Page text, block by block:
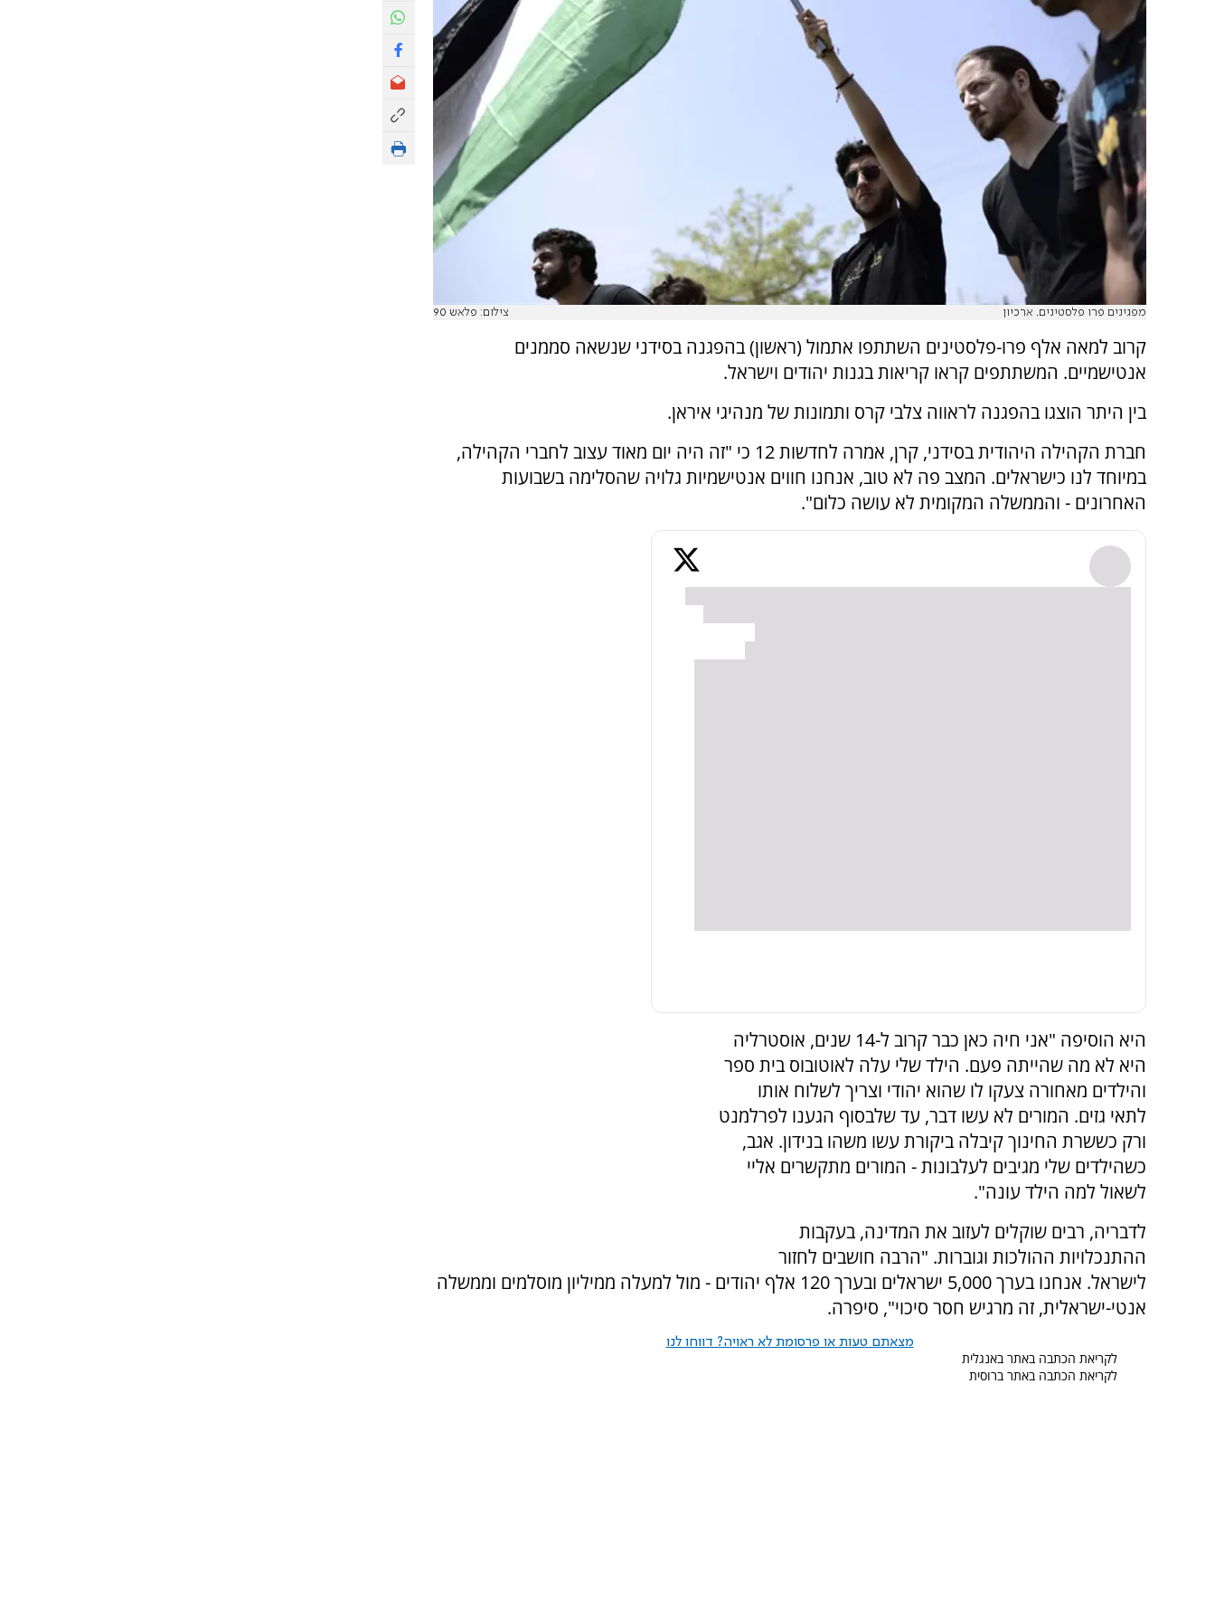
מפגינים פרו פלסטינים. ארכיון צילום: פלאש 90
קרוב למאה אלף פרו-פלסטינים השתתפו אתמול (ראשון) בהפגנה בסידני שנשאה סממנים
אנטישמיים. המשתתפים קראו קריאות בגנות יהודים וישראל.
בין היתר הוצגו בהפגנה לראווה צלבי קרס ותמונות של מנהיגי איראן.
חברת הקהילה היהודית בסידני, קרן, אמרה לחדשות 12 כי "זה היה יום מאוד עצוב לחברי הקהילה,
במיוחד לנו כישראלים. המצב פה לא טוב, אנחנו חווים אנטישמיות גלויה שהסלימה בשבועות
האחרונים - והממשלה המקומית לא עושה כלום".
היא הוסיפה "אני חיה כאן כבר קרוב ל-14 שנים, אוסטרליה
היא לא מה שהייתה פעם. הילד שלי עלה לאוטובוס בית ספר
והילדים מאחורה צעקו לו שהוא יהודי וצריך לשלוח אותו
לתאי גזים. המורים לא עשו דבר, עד שלבסוף הגענו לפרלמנט
ורק כששרת החינוך קיבלה ביקורת עשו משהו בנידון. אגב,
כשהילדים שלי מגיבים לעלבונות - המורים מתקשרים אליי
לשאול למה הילד עונה".
לדבריה, רבים שוקלים לעזוב את המדינה, בעקבות
ההתנכלויות ההולכות וגוברות. "הרבה חושבים לחזור
לישראל. אנחנו בערך 5,000 ישראלים ובערך 120 אלף יהודים - מול למעלה ממיליון מוסלמים וממשלה
אנטי-ישראלית, זה מרגיש חסר סיכוי", סיפרה.
מצאתם טעות או פרסומת לא ראויה? דווחו לנו
לקריאת הכתבה באתר באנגלית
לקריאת הכתבה באתר ברוסית